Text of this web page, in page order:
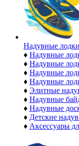
Надувные лодки
♦ Надувные
♦ Надувные
♦ Надувные
♦ Надувные
♦ Элитные
♦ Надувные
♦ Надувные
♦ Детские
♦ Аксессуары